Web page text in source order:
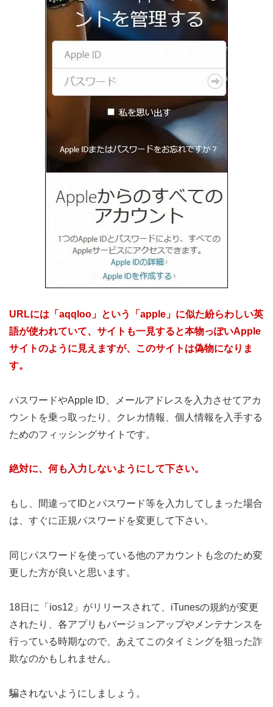
URLには「aqqloo」という「apple」に似た紛らわしい英
語が使われていて、サイトも一見すると本物っぽいApple
サイトのように見えますが、このサイトは偽物になりま
す。
パスワードやApple ID、メールアドレスを入力させてアカ
ウントを乗っ取ったり、クレカ情報、個人情報を入手する
ためのフィッシングサイトです。
絶対に、何も入力しないようにして下さい。
もし、間違ってIDとパスワード等を入力してしまった場合
は、すぐに正規パスワードを変更して下さい。
同じパスワードを使っている他のアカウントも念のため変
更した方が良いと思います。
18日に「ios12」がリリースされて、iTunesの規約が変更
されたり、各アプリもバージョンアップやメンテナンスを
行っている時期なので、あえてこのタイミングを狙った詐
欺なのかもしれません。
騙されないようにしましょう。